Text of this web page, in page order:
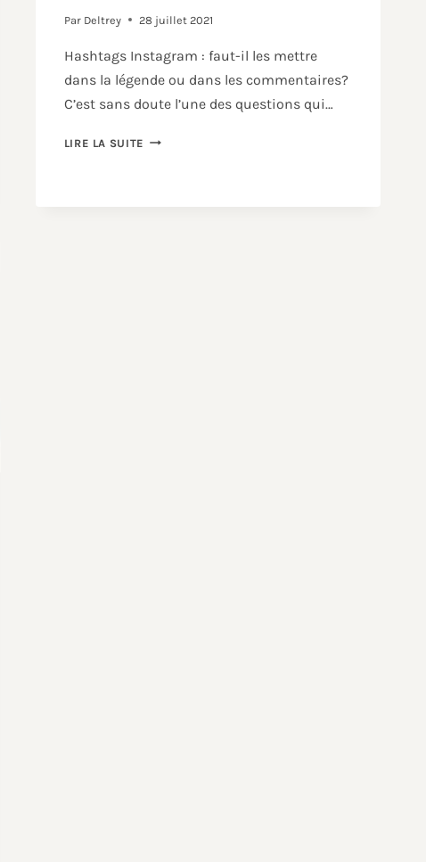
Par Deltrey 28 juillet 2021
Hashtags Instagram : faut-il les mettre
dans la légende ou dans les commentaires?
C’est sans doute l’une des questions qui…
LIRE LA SUITE